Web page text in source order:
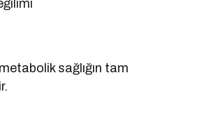
sağlığın tam